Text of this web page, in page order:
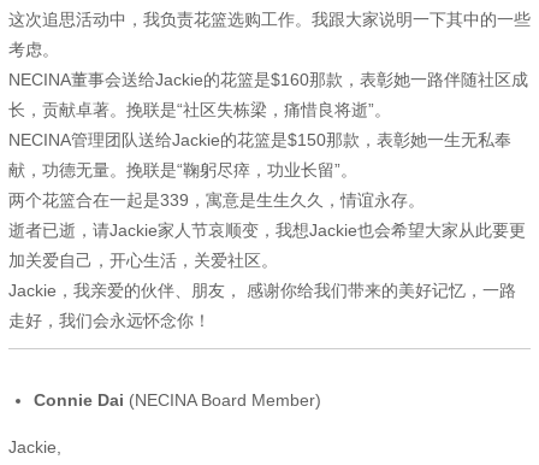
这次追思活动中，我负责花篮选购工作。我跟大家说明一下其中的一些
考虑。
NECINA董事会送给Jackie的花篮是$160那款，表彰她一路伴随社区成
长，贡献卓著。挽联是“社区失栋梁，痛惜良将逝”。
NECINA管理团队送给Jackie的花篮是$150那款，表彰她一生无私奉
献，功德无量。挽联是“鞠躬尽瘁，功业长留”。
两个花篮合在一起是339，寓意是生生久久，情谊永存。
逝者已逝，请Jackie家人节哀顺变，我想Jackie也会希望大家从此要更
加关爱自己，开心生活，关爱社区。
Jackie，我亲爱的伙伴、朋友， 感谢你给我们带来的美好记忆，一路
走好，我们会永远怀念你！
Connie Dai (NECINA Board Member)
Jackie,